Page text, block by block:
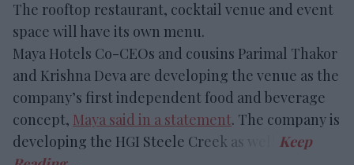
The rooftop restaurant, cocktail venue and event
space will have its own menu.
Maya Hotels Co-CEOs and cousins Parimal Thakor
and Krishna Deva are developing the venue as the
company’s first independent food and beverage
concept, Maya said in a statement. The company is
developing the HGI Steele Creek as well.